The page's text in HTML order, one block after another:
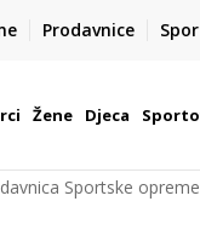
Prodavnice
NAS NA : 055/
Pon-Pet od 9h - 16h
Žene Djeca
Sportske